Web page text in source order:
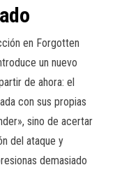
en Forgotten
un nuevo
de ahora: el
con sus propias
sino de acertar
del ataque y
demasiado